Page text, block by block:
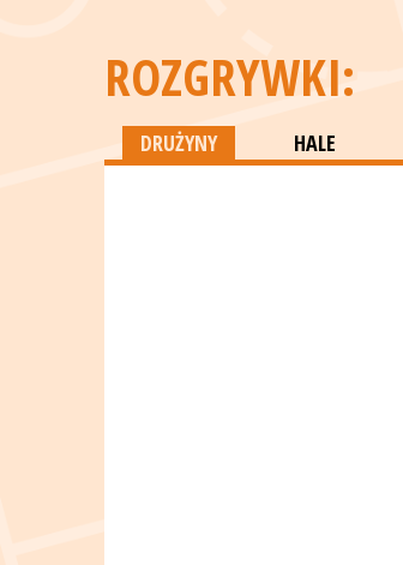
ROZGRYWKI:
DRUŻYNY HALE